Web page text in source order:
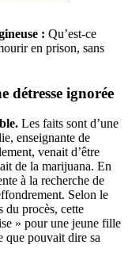
: Qu’est-ce
en prison, sans
détresse ignorée
Les faits sont d’une
enseignante de
venait d’être
de la marijuana. En
à la recherche de
Selon le
procès, cette
» pour une jeune fille
que pouvait dire sa